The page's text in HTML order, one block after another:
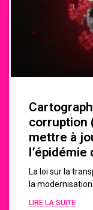
corruption
mettre à
l’épidémie
La loi sur la
la modernisation
LIRE LA SUITE